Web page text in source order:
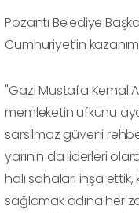
Pozantı Belediye
Cumhuriyet’in
"Gazi Mustafa Kemal
memleketin ufkunu
sarsılmaz güveni
yarının da liderleri
halı sahaları inşa
sağlamak adına her